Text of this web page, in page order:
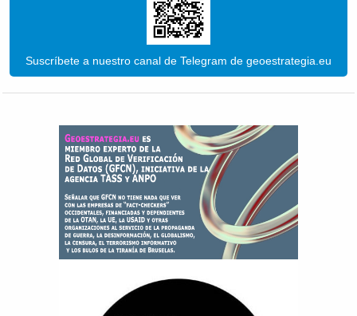
Suscríbete a nuestro canal de Telegram de geoestrategia.eu